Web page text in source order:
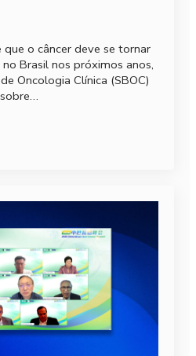
o câncer deve se tornar
Brasil nos próximos anos,
Oncologia Clínica (SBOC)